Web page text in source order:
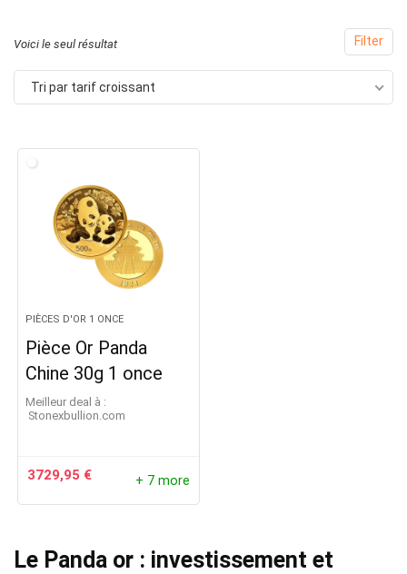
Filter
Voici le seul résultat
Tri par tarif croissant
PIÈCES D'OR 1 ONCE
Pièce Or Panda
Chine 30g 1 once
Meilleur deal à :
stonexbullion.com
3729,95 € + 7 more
Le Panda or : investissement et